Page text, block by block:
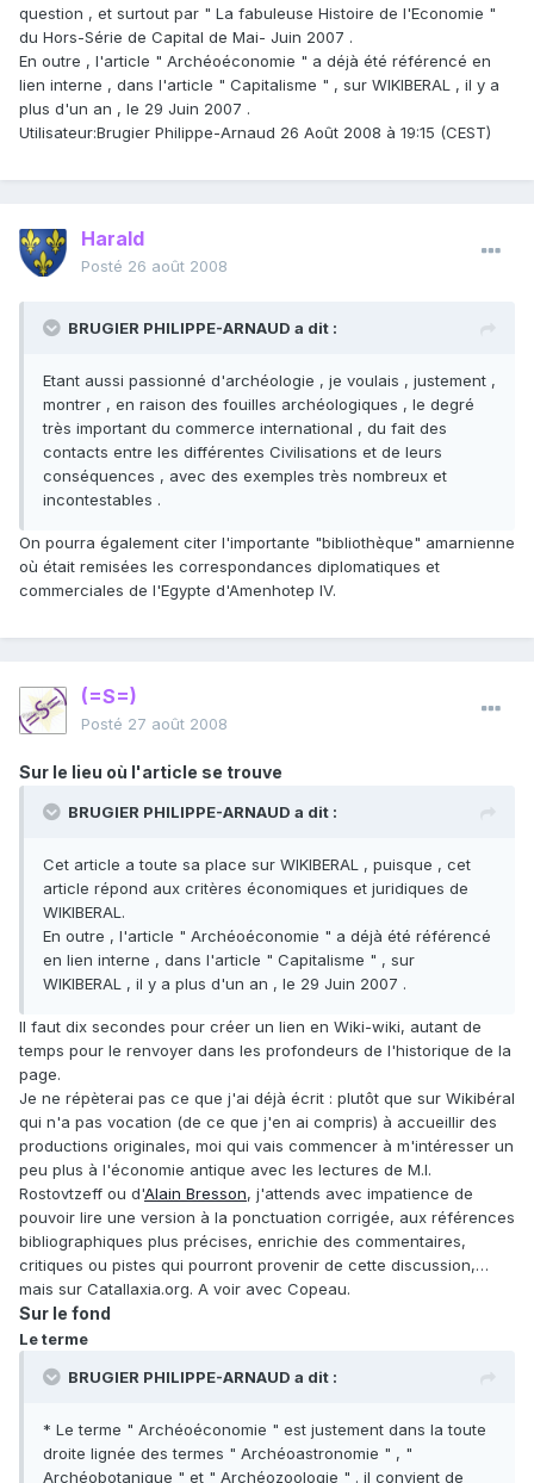
question , et surtout par " La fabuleuse Histoire de l'Economie "
du Hors-Série de Capital de Mai- Juin 2007 .
En outre , l'article " Archéoéconomie " a déjà été référencé en
lien interne , dans l'article " Capitalisme " , sur WIKIBERAL , il y a
plus d'un an , le 29 Juin 2007 .
Utilisateur:Brugier Philippe-Arnaud 26 Août 2008 à 19:15 (CEST)
Harald
Posté 26 août 2008
BRUGIER PHILIPPE-ARNAUD a dit :
Etant aussi passionné d'archéologie , je voulais , justement ,
montrer , en raison des fouilles archéologiques , le degré
très important du commerce international , du fait des
contacts entre les différentes Civilisations et de leurs
conséquences , avec des exemples très nombreux et
incontestables .
On pourra également citer l'importante "bibliothèque" amarnienne
où était remisées les correspondances diplomatiques et
commerciales de l'Egypte d'Amenhotep IV.
(=S=)
Posté 27 août 2008
Sur le lieu où l'article se trouve
BRUGIER PHILIPPE-ARNAUD a dit :
Cet article a toute sa place sur WIKIBERAL , puisque , cet
article répond aux critères économiques et juridiques de
WIKIBERAL.
En outre , l'article " Archéoéconomie " a déjà été référencé
en lien interne , dans l'article " Capitalisme " , sur
WIKIBERAL , il y a plus d'un an , le 29 Juin 2007 .
Il faut dix secondes pour créer un lien en Wiki-wiki, autant de
temps pour le renvoyer dans les profondeurs de l'historique de la
page.
Je ne répèterai pas ce que j'ai déjà écrit : plutôt que sur Wikibéral
qui n'a pas vocation (de ce que j'en ai compris) à accueillir des
productions originales, moi qui vais commencer à m'intéresser un
peu plus à l'économie antique avec les lectures de M.I.
Rostovtzeff ou d'Alain Bresson, j'attends avec impatience de
pouvoir lire une version à la ponctuation corrigée, aux références
bibliographiques plus précises, enrichie des commentaires,
critiques ou pistes qui pourront provenir de cette discussion,…
mais sur Catallaxia.org. A voir avec Copeau.
Sur le fond
Le terme
BRUGIER PHILIPPE-ARNAUD a dit :
* Le terme " Archéoéconomie " est justement dans la toute
droite lignée des termes " Archéoastronomie " , "
Archéobotanique " et " Archéozoologie " . il convient de